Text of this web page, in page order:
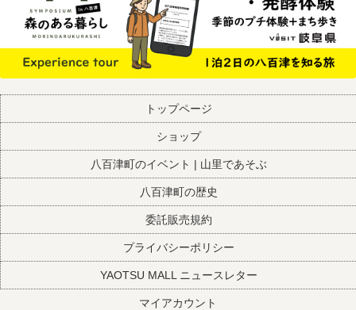
トップページ
ショップ
八百津町のイベント | 山里であそぶ
八百津町の歴史
委託販売規約
プライバシーポリシー
YAOTSU MALL ニュースレター
マイアカウント